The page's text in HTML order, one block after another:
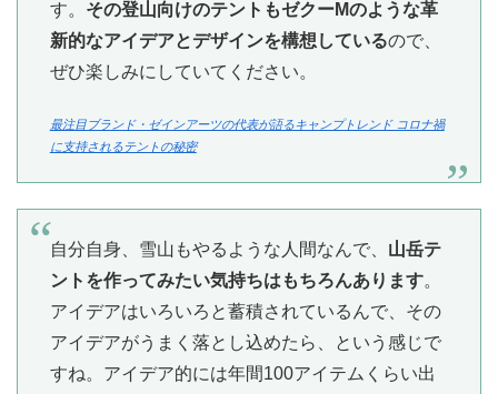
す。 その登山向けのテントもゼクーMのような革
新的なアイデアとデザインを構想しているので、
ぜひ楽しみにしていてください。
最注目ブランド・ゼインアーツの代表が語るキャンプトレンド コロナ禍
に支持されるテントの秘密
自分自身、雪山もやるような人間なんで、 山岳テ
ントを作ってみたい気持ちはもちろんあります。
アイデアはいろいろと蓄積されているんで、その
アイデアがうまく落とし込めたら、という感じで
すね。アイデア的には年間100アイテムくらい出